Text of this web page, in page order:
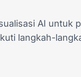
AI untuk
langkah-